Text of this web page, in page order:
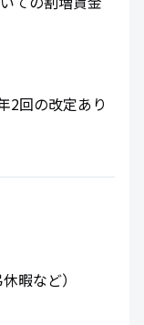
2回の改定あり
暇など）